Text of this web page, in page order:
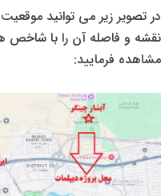
در تصویر زیر می توانید موقعیت
مشاهده فرمایید: